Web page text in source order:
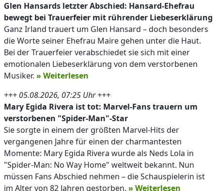
Glen Hansards letzter Abschied: Hansard-Ehefrau
bewegt bei Trauerfeier mit rührender Liebeserklärung
Ganz Irland trauert um Glen Hansard – doch besonders
die Worte seiner Ehefrau Maire gehen unter die Haut.
Bei der Trauerfeier verabschiedet sie sich mit einer
emotionalen Liebeserklärung von dem verstorbenen
Musiker. » Weiterlesen
+++ 05.08.2026, 07:25 Uhr +++
Mary Egida Rivera ist tot: Marvel-Fans trauern um
verstorbenen "Spider-Man"-Star
Sie sorgte in einem der größten Marvel-Hits der
vergangenen Jahre für einen der charmantesten
Momente: Mary Egida Rivera wurde als Neds Lola in
"Spider-Man: No Way Home" weltweit bekannt. Nun
müssen Fans Abschied nehmen – die Schauspielerin ist
im Alter von 82 Jahren gestorben. » Weiterlesen